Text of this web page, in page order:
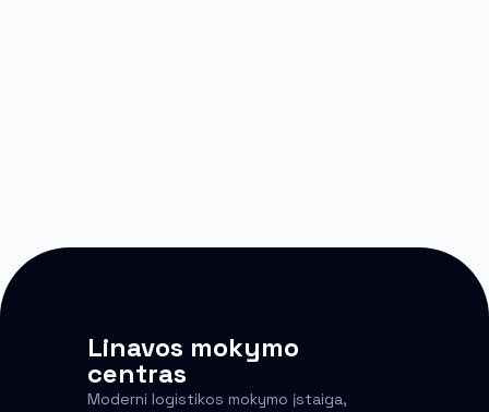
Linavos mokymo
centras
Moderni logistikos mokymo įstaiga,